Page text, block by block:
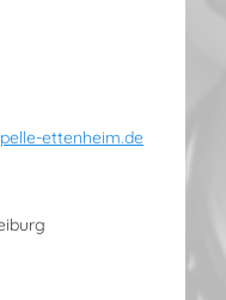
ettenheim.de